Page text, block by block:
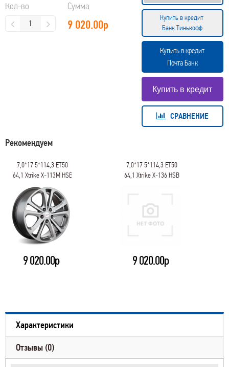
Кол-во Сумма
9 020.00р
Купить в кредит
Банк Тинькофф
Купить в кредит
Почта Банк
СРАВНЕНИЕ
Рекомендуем
7,0*17 5*114,3 ET50
64,1 Xtrike X-113М HSB
9 020.00р
7,0*17 5*114,3 ET50
64,1 Xtrike X-136 HSB
9 020.00р
Характеристики
Отзывы (0)